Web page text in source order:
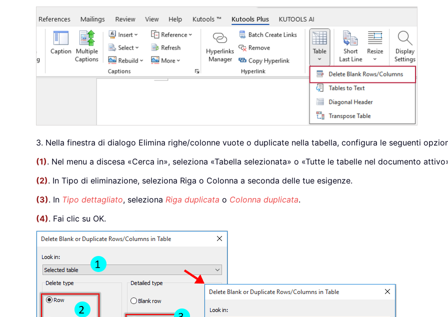
3. Nella finestra di dialogo Elimina righe/colonne vuote o duplicate nella tabella, configura le seguenti
(1). Nel menu a discesa «Cerca in», seleziona «Tabella selezionata» o «Tutte le tabelle nel documento
(2). In Tipo di eliminazione, seleziona Riga o Colonna a seconda delle tue esigenze.
(3). In Tipo dettagliato, seleziona Riga duplicata o Colonna duplicata.
(4). Fai clic su OK.